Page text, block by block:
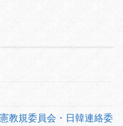
教規委員会・日韓連絡委